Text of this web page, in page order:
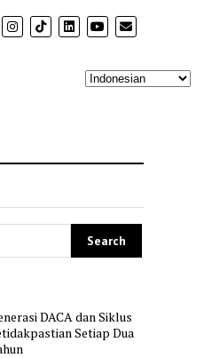
DACA dan Siklus
Setiap Dua